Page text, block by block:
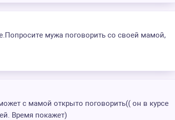
мужа поговорить со своей мамой,
с мамой открыто поговорить(( он в курсе
Время покажет)